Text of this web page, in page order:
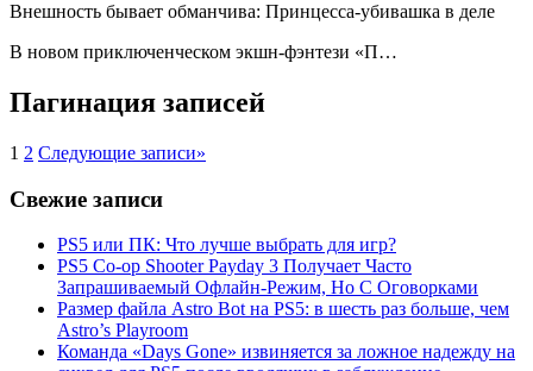
Внешность бывает обманчива: Принцесса-убивашка в деле
В новом приключенческом экшн-фэнтези «П…
Пагинация записей
1 2 Следующие записи»
Свежие записи
PS5 или ПК: Что лучше выбрать для игр?
PS5 Co-op Shooter Payday 3 Получает Часто
Запрашиваемый Офлайн-Режим, Но С Оговорками
Размер файла Astro Bot на PS5: в шесть раз больше, чем
Astro’s Playroom
Команда «Days Gone» извиняется за ложное надежду на